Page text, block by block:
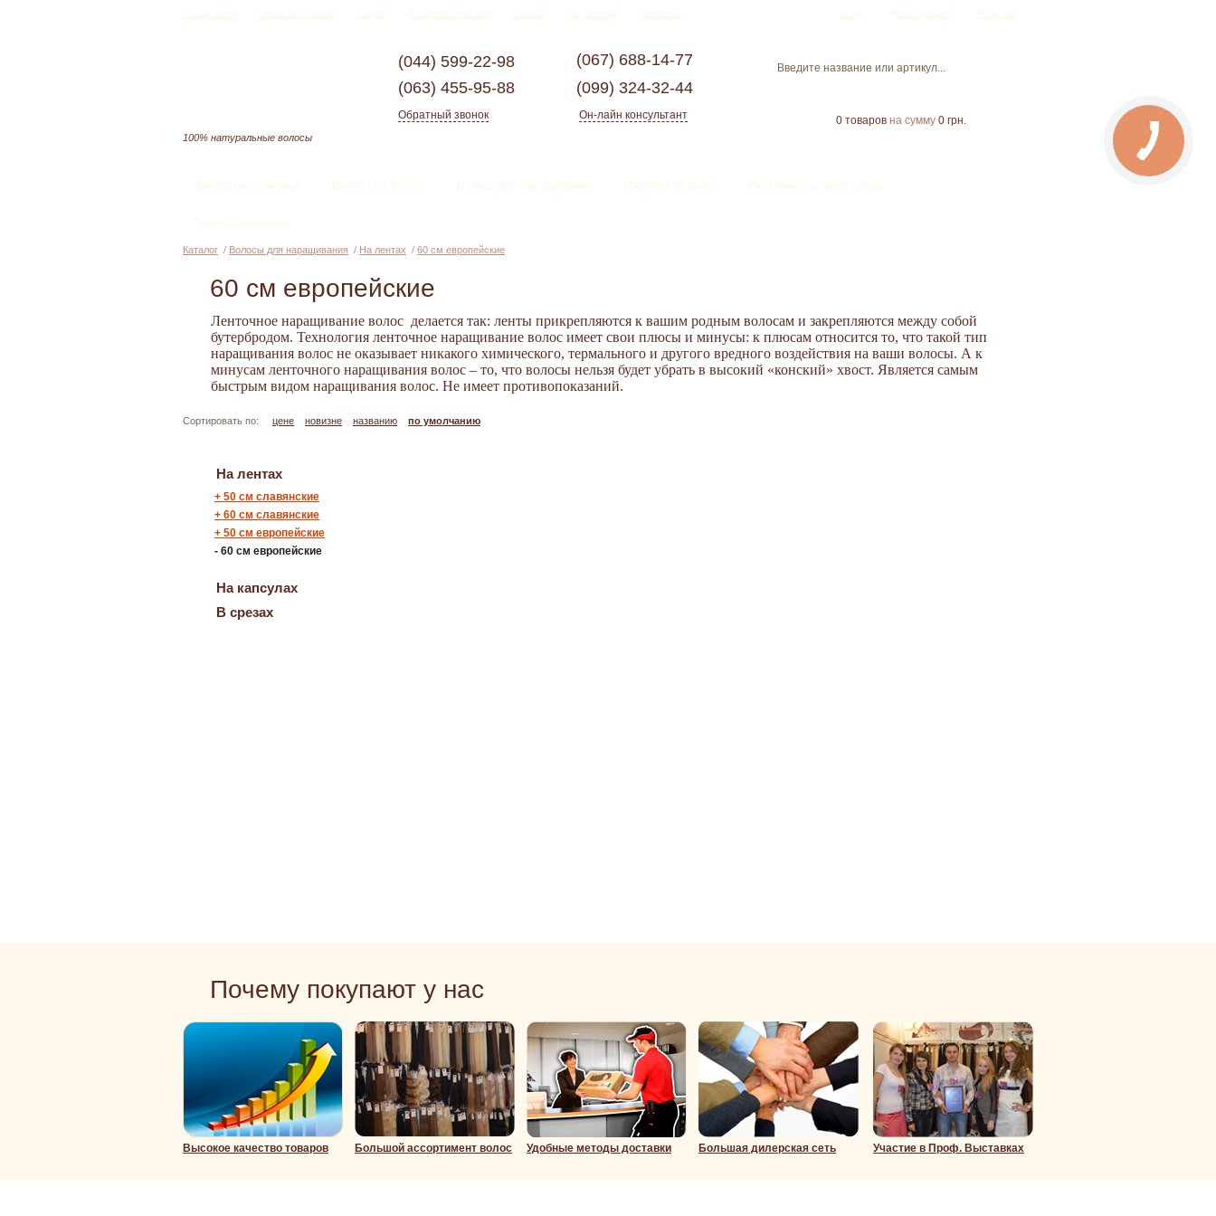
О компании Новости и акции Услуги Доставка и оплата Статьи Партнерам Контакты Вход Регистрация Помощь
100% натуральные волосы
(044) 599-22-98 (067) 688-14-77
(063) 455-95-88 (099) 324-32-44
Обратный звонок Он-лайн консультант 0 товаров на сумму 0 грн.
Волосы на заколках Волосы на трессе Волосы для наращивания Изделия из волос Инструменты, аксессуары
Уход за волосами
Каталог / Волосы для наращивания / На лентах / 60 см европейские
60 см европейские
Ленточное наращивание волос делается так: ленты прикрепляются к вашим родным волосам и закрепляются между собой
бутербродом. Технология ленточное наращивание волос имеет свои плюсы и минусы: к плюсам относится то, что такой тип
наращивания волос не оказывает никакого химического, термального и другого вредного воздействия на ваши волосы. А к
минусам ленточного наращивания волос – то, что волосы нельзя будет убрать в высокий «конский» хвост. Является самым
быстрым видом наращивания волос. Не имеет противопоказаний.
Сортировать по: цене новизне названию по умолчанию
На лентах
+ 50 см славянские
+ 60 см славянские
+ 50 см европейские
- 60 см европейские
На капсулах
В срезах
Почему покупают у нас
Высокое качество товаров Большой ассортимент волос Удобные методы доставки Большая дилерская сеть Участие в Проф. Выставках